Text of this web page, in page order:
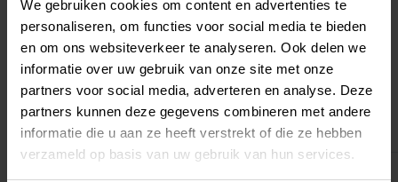
We gebruiken cookies om content en advertenties te
personaliseren, om functies voor social media te bieden
en om ons websiteverkeer te analyseren. Ook delen we
informatie over uw gebruik van onze site met onze
partners voor social media, adverteren en analyse. Deze
partners kunnen deze gegevens combineren met andere
informatie die u aan ze heeft verstrekt of die ze hebben
verzameld op basis van uw gebruik van hun services.
* Bron van Glucosamine (100 mg / kg)
ANALYTISCHE BESTANDDELEN
Ruw eiwit 10,4% Vetgehalte 6,0% Ruwe celstof
0,5% Ruwe as 2,4% Vocht 75,0%
NUTRITIONELE TOEVOEGINGSMIDDELEN (PER
KG)
NUTRITIONELE ADDITIEVEN (PER KG)
Bestelherinnering instellen
Gerelateerde producten